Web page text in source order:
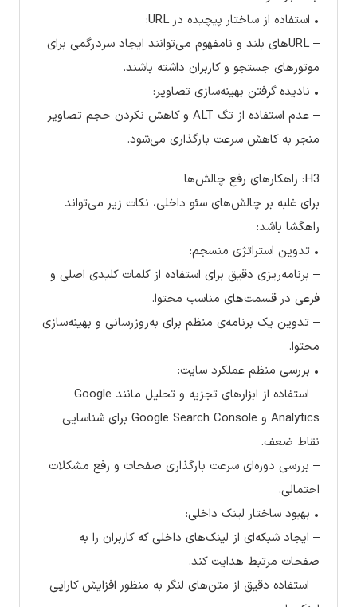
• استفاده از ساختار پیچیده در URL:
– URLهای بلند و نامفهوم می‌توانند ایجاد سردرگمی برای
موتورهای جستجو و کاربران داشته باشند.
• نادیده گرفتن بهینه‌سازی تصاویر:
– عدم استفاده از تگ ALT و کاهش نکردن حجم تصاویر
منجر به کاهش سرعت بارگذاری می‌شود.
H3: راهکارهای رفع چالش‌ها
برای غلبه بر چالش‌های سئو داخلی، نکات زیر می‌تواند
راهگشا باشد:
• تدوین استراتژی منسجم:
– برنامه‌ریزی دقیق برای استفاده از کلمات کلیدی اصلی و
فرعی در قسمت‌های مناسب محتوا.
– تدوین یک برنامه‌ی منظم برای به‌روزرسانی و بهینه‌سازی
محتوا.
• بررسی منظم عملکرد سایت:
– استفاده از ابزارهای تجزیه و تحلیل مانند Google
Analytics و Google Search Console برای شناسایی
نقاط ضعف.
– بررسی دوره‌ای سرعت بارگذاری صفحات و رفع مشکلات
احتمالی.
• بهبود ساختار لینک داخلی:
– ایجاد شبکه‌ای از لینک‌های داخلی که کاربران را به
صفحات مرتبط هدایت کند.
– استفاده دقیق از متن‌های لنگر به منظور افزایش کارایی